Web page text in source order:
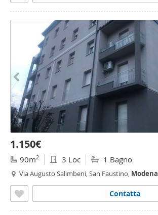
1.150€
90m2 3 Loc 1 Bagno
Via Augusto Salimbeni, San Faustino, Modena
Contatta